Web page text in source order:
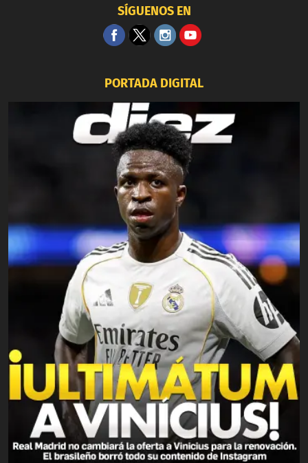
SÍGUENOS EN
PORTADA DIGITAL